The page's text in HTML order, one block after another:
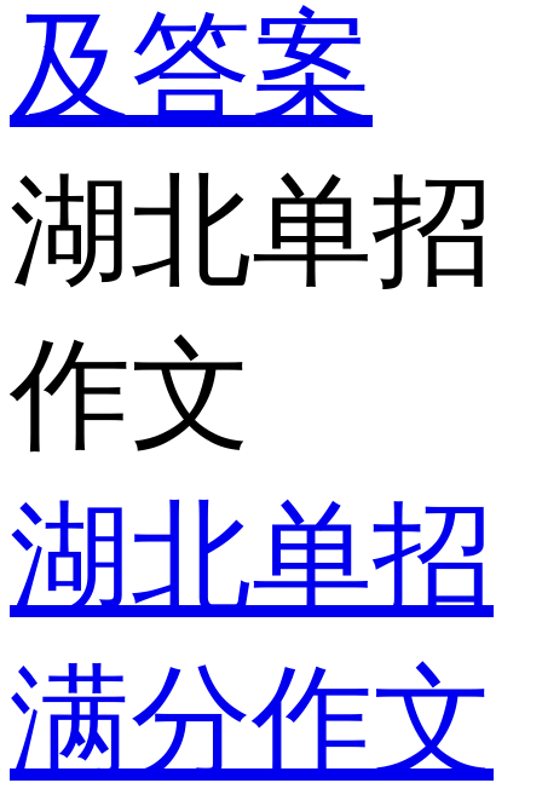
及答案
湖北单招
作文
湖北单招
满分作文